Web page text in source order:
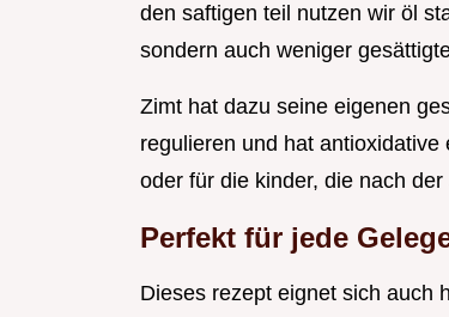
den saftigen teil nutzen wir öl
sondern auch weniger
Zimt hat dazu seine eigenen
regulieren und hat
oder für die kinder, die nach
Perfekt für jede
Dieses rezept eignet sich auch